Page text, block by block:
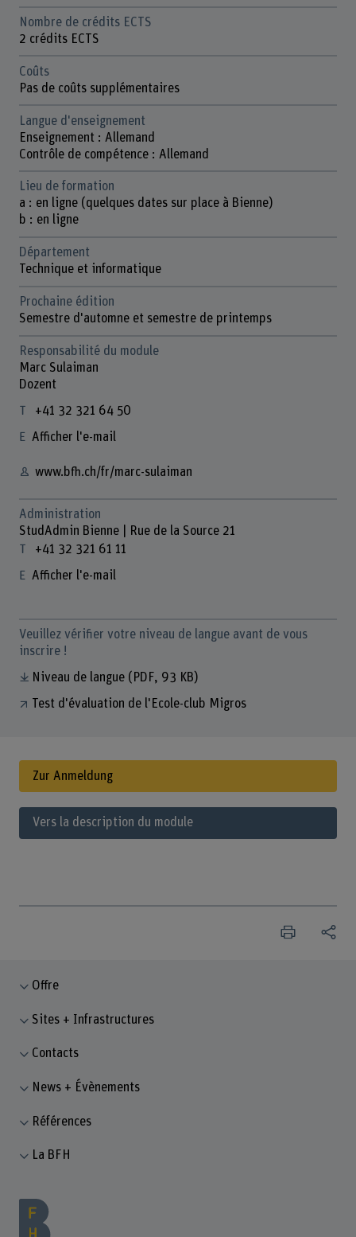
Nombre de crédits ECTS
2 crédits ECTS
Coûts
Pas de coûts supplémentaires
Langue d'enseignement
Enseignement : Allemand
Contrôle de compétence : Allemand
Lieu de formation
a : en ligne (quelques dates sur place à Bienne)
b : en ligne
Département
Technique et informatique
Prochaine édition
Semestre d'automne et semestre de printemps
Responsabilité du module
Marc Sulaiman
Dozent
+41 32 321 64 50
Afficher l'e-mail
www.bfh.ch/fr/marc-sulaiman
Administration
StudAdmin Bienne | Rue de la Source 21
+41 32 321 61 11
Afficher l'e-mail
Veuillez vérifier votre niveau de langue avant de vous
inscrire !
Niveau de langue (PDF, 93 KB)
Test d'évaluation de l'Ecole-club Migros
Zur Anmeldung
Vers la description du module
Offre
Sites + Infrastructures
Contacts
News + Évènements
Références
La BFH